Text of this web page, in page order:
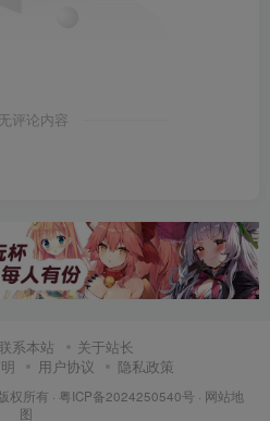
评论内容
系本站
关于站长
用户协议 隐私政策
权所有 · 粤ICP备2024250540号 · 网站地
图